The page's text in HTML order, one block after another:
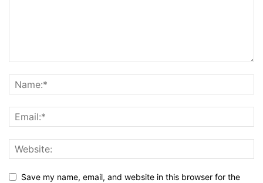
Save my name, email, and website in this browser for the